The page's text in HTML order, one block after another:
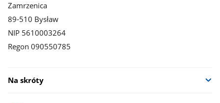
Zamrzenica
89-510 Bysław
NIP 5610003264
Regon 090550785
Na skróty